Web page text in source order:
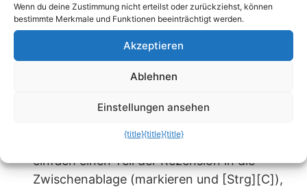
Kopierte Rezensionstexte
Da die Vergütung für Autoren mit rund einem
Euro pro gekaufter Rezension recht dürftig
Produktbeschreibungen der Hersteller. Ob
können Sie leicht feststellen: Kopieren Sie
einfach einen Teil der Rezension in die
Zwischenablage (markieren und [Strg][C]),
Wenn du deine Zustimmung nicht erteilst oder zurückziehst, können
bestimmte Merkmale und Funktionen beeinträchtigt werden.
Akzeptieren
Ablehnen
Einstellungen ansehen
{title}{title}{title}